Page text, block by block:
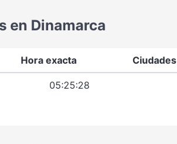
en Dinamarca
Hora exacta Ciudades
05:25:28